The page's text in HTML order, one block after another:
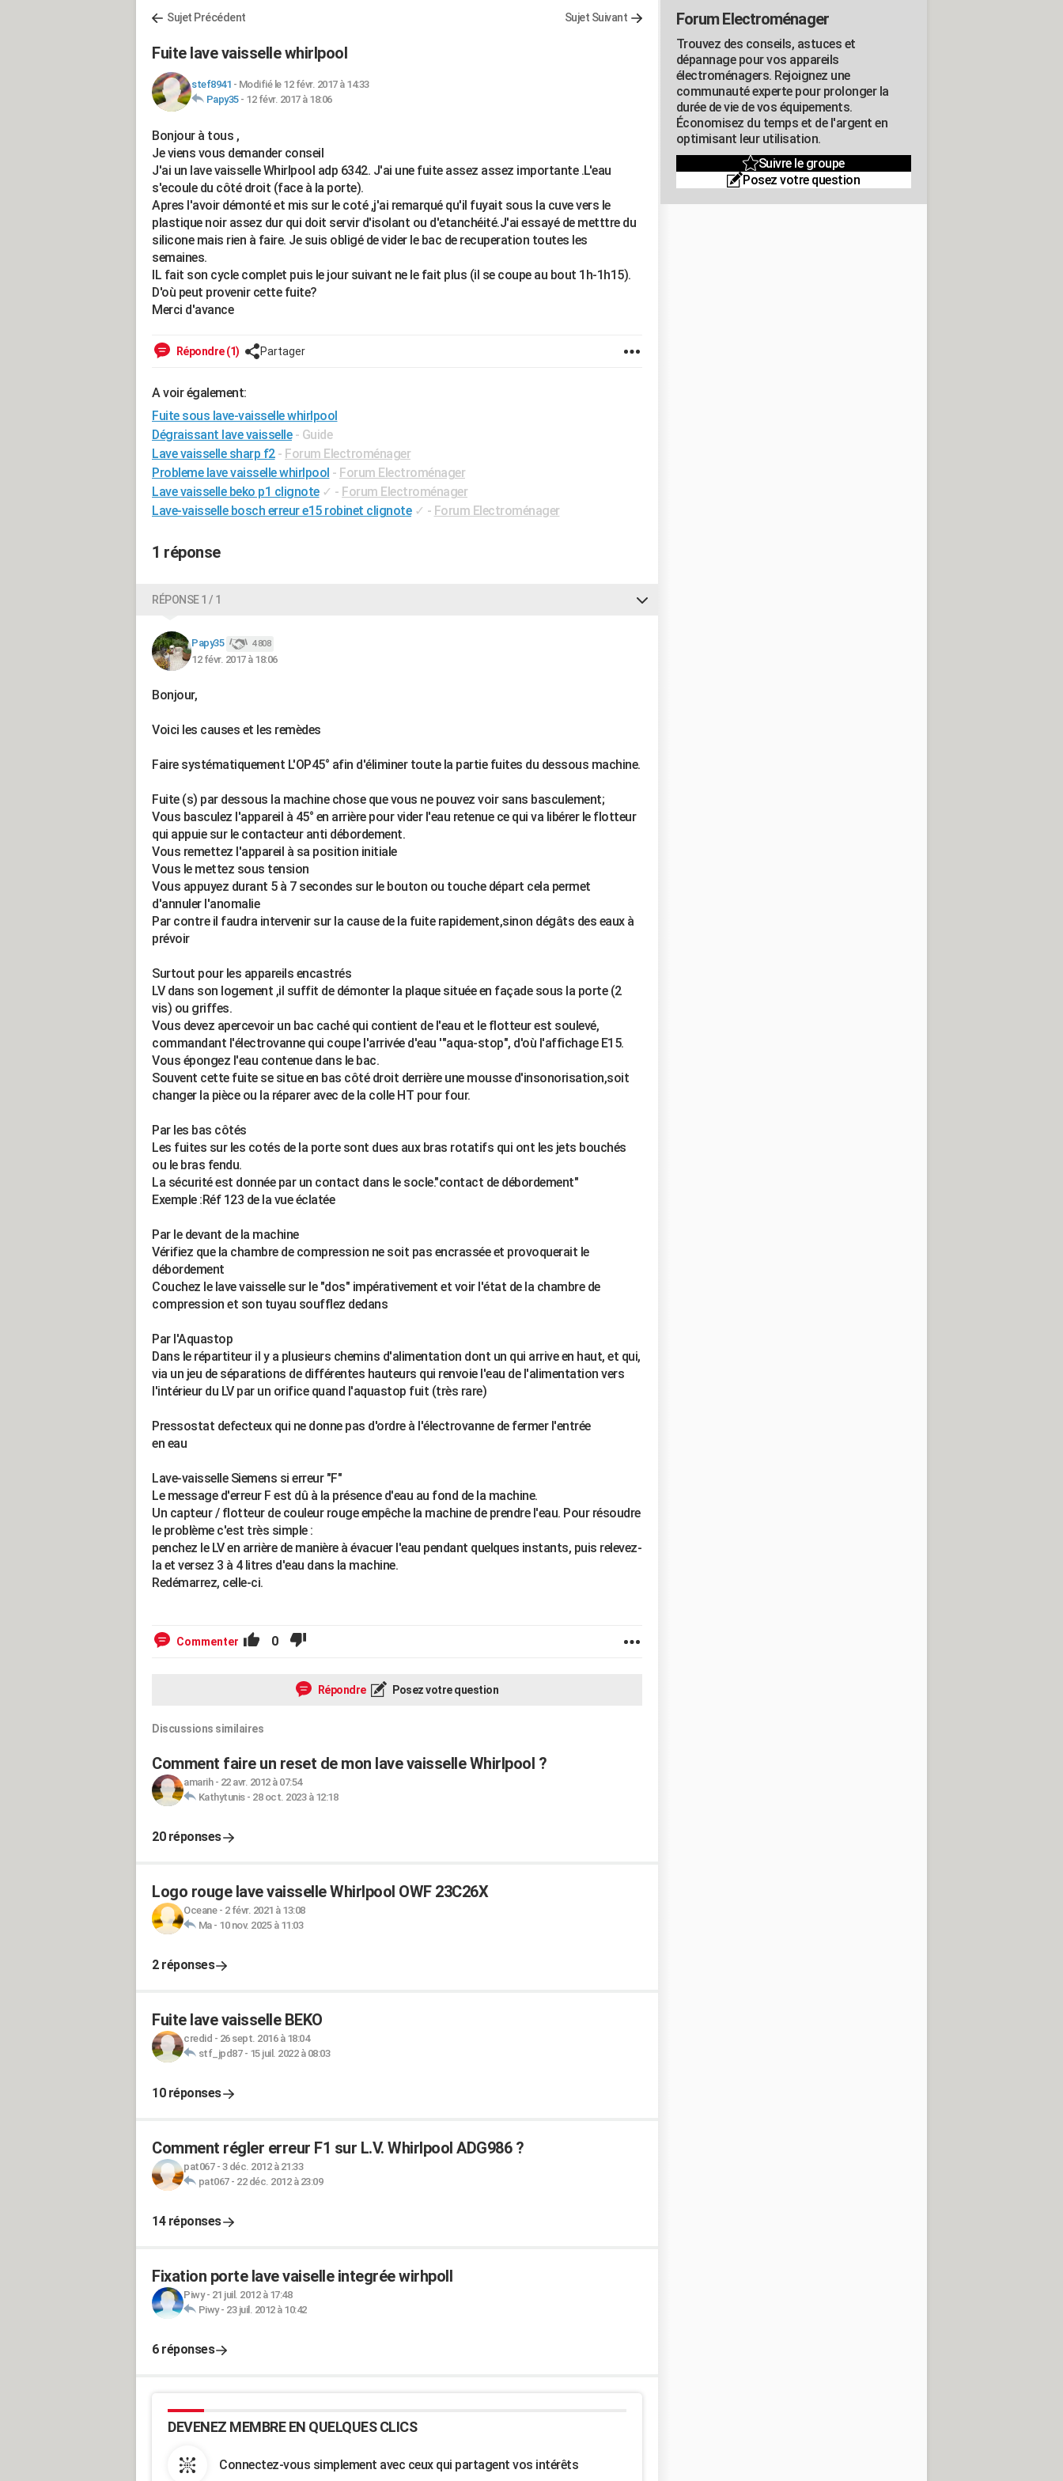
Sujet Précédent Sujet Suivant
Fuite lave vaisselle whirlpool
stef8941 - Modifié le 12 févr. 2017 à 14:33
Papy35- 12 févr. 2017 à 18:06
Bonjour à tous ,
Je viens vous demander conseil
J'ai un lave vaisselle Whirlpool adp 6342. J'ai une fuite assez assez importante .L'eau
s'ecoule du côté droit (face à la porte).
Apres l'avoir démonté et mis sur le coté ,j'ai remarqué qu'il fuyait sous la cuve vers le
plastique noir assez dur qui doit servir d'isolant ou d'etanchéité.J'ai essayé de metttre du
silicone mais rien à faire. Je suis obligé de vider le bac de recuperation toutes les
semaines.
IL fait son cycle complet puis le jour suivant ne le fait plus (il se coupe au bout 1h-1h15).
D'où peut provenir cette fuite?
Merci d'avance
Répondre (1) Partager
A voir également:
Fuite sous lave-vaisselle whirlpool
Dégraissant lave vaisselle - Guide
Lave vaisselle sharp f2 - Forum Electroménager
Probleme lave vaisselle whirlpool - Forum Electroménager
Lave vaisselle beko p1 clignote ✓ - Forum Electroménager
Lave-vaisselle bosch erreur e15 robinet clignote ✓ - Forum Electroménager
1 réponse
RÉPONSE 1 / 1
Papy35 4 808
12 févr. 2017 à 18:06
Bonjour,
Voici les causes et les remèdes
Faire systématiquement L'OP45° afin d'éliminer toute la partie fuites du dessous machine.
Fuite (s) par dessous la machine chose que vous ne pouvez voir sans basculement;
Vous basculez l'appareil à 45° en arrière pour vider l'eau retenue ce qui va libérer le flotteur
qui appuie sur le contacteur anti débordement.
Vous remettez l'appareil à sa position initiale
Vous le mettez sous tension
Vous appuyez durant 5 à 7 secondes sur le bouton ou touche départ cela permet
d'annuler l'anomalie
Par contre il faudra intervenir sur la cause de la fuite rapidement,sinon dégâts des eaux à
prévoir
Surtout pour les appareils encastrés
LV dans son logement ,il suffit de démonter la plaque située en façade sous la porte (2
vis) ou griffes.
Vous devez apercevoir un bac caché qui contient de l'eau et le flotteur est soulevé,
commandant l'électrovanne qui coupe l'arrivée d'eau '"aqua-stop", d'où l'affichage E15.
Vous épongez l'eau contenue dans le bac.
Souvent cette fuite se situe en bas côté droit derrière une mousse d'insonorisation,soit
changer la pièce ou la réparer avec de la colle HT pour four.
Par les bas côtés
Les fuites sur les cotés de la porte sont dues aux bras rotatifs qui ont les jets bouchés
ou le bras fendu.
La sécurité est donnée par un contact dans le socle."contact de débordement"
Exemple :Réf 123 de la vue éclatée
Par le devant de la machine
Vérifiez que la chambre de compression ne soit pas encrassée et provoquerait le
débordement
Couchez le lave vaisselle sur le "dos" impérativement et voir l'état de la chambre de
compression et son tuyau soufflez dedans
Par l'Aquastop
Dans le répartiteur il y a plusieurs chemins d'alimentation dont un qui arrive en haut, et qui,
via un jeu de séparations de différentes hauteurs qui renvoie l'eau de l'alimentation vers
l'intérieur du LV par un orifice quand l'aquastop fuit (très rare)
Pressostat defecteux qui ne donne pas d'ordre à l'électrovanne de fermer l'entrée
en eau
Lave-vaisselle Siemens si erreur "F"
Le message d'erreur F est dû à la présence d'eau au fond de la machine.
Un capteur / flotteur de couleur rouge empêche la machine de prendre l'eau. Pour résoudre
le problème c'est très simple :
penchez le LV en arrière de manière à évacuer l'eau pendant quelques instants, puis relevez-
la et versez 3 à 4 litres d'eau dans la machine.
Redémarrez, celle-ci.
Commenter 0
Répondre Posez votre question
Discussions similaires
Comment faire un reset de mon lave vaisselle Whirlpool ?
amarih- 22 avr. 2012 à 07:54
Kathytunis- 28 oct. 2023 à 12:18
20 réponses
Logo rouge lave vaisselle Whirlpool OWF 23C26X
Oceane- 2 févr. 2021 à 13:08
Ma- 10 nov. 2025 à 11:03
2 réponses
Fuite lave vaisselle BEKO
credid - 26 sept. 2016 à 18:04
stf_jpd87- 15 juil. 2022 à 08:03
10 réponses
Comment régler erreur F1 sur L.V. Whirlpool ADG986 ?
pat067- 3 déc. 2012 à 21:33
pat067- 22 déc. 2012 à 23:09
14 réponses
Fixation porte lave vaiselle integrée wirhpoll
Piwy- 21 juil. 2012 à 17:48
Piwy- 23 juil. 2012 à 10:42
6 réponses
DEVENEZ MEMBRE EN QUELQUES CLICS
Connectez-vous simplement avec ceux qui partagent vos intérêts
Forum Electroménager
Trouvez des conseils, astuces et
dépannage pour vos appareils
électroménagers. Rejoignez une
communauté experte pour prolonger la
durée de vie de vos équipements.
Économisez du temps et de l'argent en
optimisant leur utilisation.
Suivre le groupe
Posez votre question